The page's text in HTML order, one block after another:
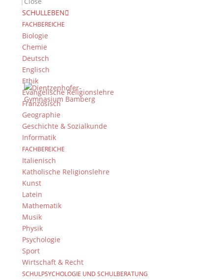
SCHULLEBEN
FACHBEREICHE
Biologie
Chemie
Deutsch
Englisch
Ethik
Evangelische Religionslehre
Französisch
Geographie
Geschichte & Sozialkunde
Informatik
FACHBEREICHE
Italienisch
Katholische Religionslehre
Kunst
Latein
Mathematik
Musik
Physik
Psychologie
Sport
Wirtschaft & Recht
SCHULPSYCHOLOGIE UND SCHULBERATUNG
Immer Aktuell
Bleiben Sie immer auf dem neusten Stand und
folgen Sie uns auf Twitter
Folgen Sie dem
Kontakt Webteam
Kontaktieren Sie das Webteam
© 2015-2017 Dientzenhofer-Gymnasium Bamberg -
Von Hand erstellt. Mit viel